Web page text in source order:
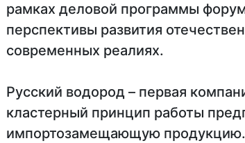
рамках деловой программы
перспективы развития
современных реалиях.
Русский водород – первая
кластерный принцип работы
импортозамещающую